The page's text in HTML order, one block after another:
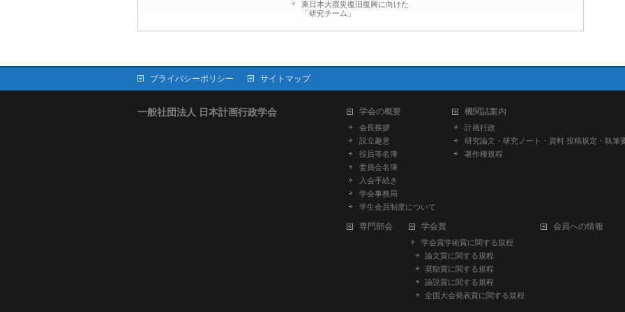
東日本大震災復旧復興に向けた
「研究チーム」
プライバシーポリシー サイトマップ
一般社団法人 日本計画行政学会 学会の概要
会長挨拶
設立趣意
役員等名簿
委員会名簿
入会手続き
学会事務局
学生会員制度について
機関誌案内
計画行政
研究論文・研究ノート・資料 投稿規定・執筆
著作権規程
専門部会 学会賞
学会賞学術賞に関する規程
論文賞に関する規程
奨励賞に関する規程
論説賞に関する規程
全国大会発表賞に関する規程
会員への情報